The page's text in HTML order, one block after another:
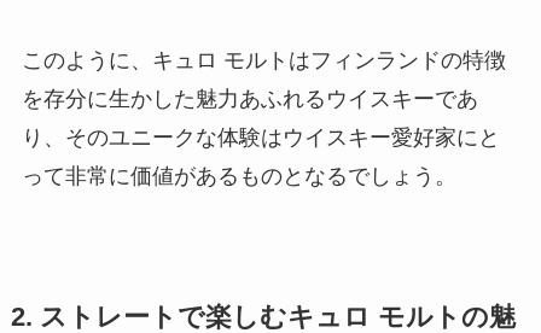
このように、キュロ モルトはフィンランドの特徴
を存分に生かした魅力あふれるウイスキーであ
り、そのユニークな体験はウイスキー愛好家にと
って非常に価値があるものとなるでしょう。
2. ストレートで楽しむキュロ モルトの魅